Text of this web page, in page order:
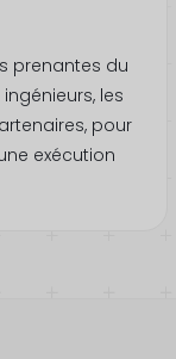
prenantes du
les
pour
exécution